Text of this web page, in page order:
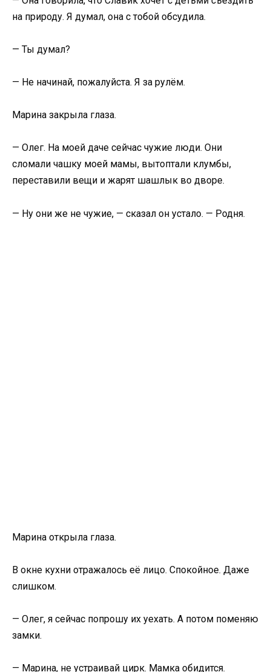
на природу. Я думал, она с тобой обсудила.
— Ты думал?
— Не начинай, пожалуйста. Я за рулём.
Марина закрыла глаза.
— Олег. На моей даче сейчас чужие люди. Они
сломали чашку моей мамы, вытоптали клумбы,
переставили вещи и жарят шашлык во дворе.
— Ну они же не чужие, — сказал он устало. — Родня.
Марина открыла глаза.
В окне кухни отражалось её лицо. Спокойное. Даже
слишком.
— Олег, я сейчас попрошу их уехать. А потом поменяю
замки.
— Марина, не устраивай цирк. Мамка обидится.